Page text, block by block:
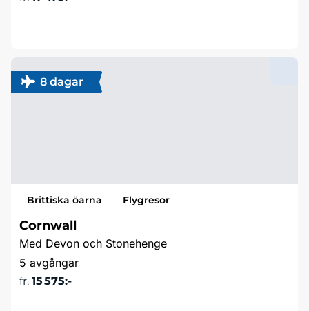
8 dagar
Brittiska öarna Flygresor
Cornwall
Med Devon och Stonehenge
5 avgångar
fr. 15 575:-